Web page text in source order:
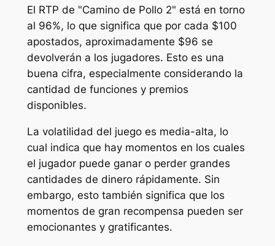
El RTP de "Camino de Pollo 2" está en torno
al 96%, lo que significa que por cada $100
apostados, aproximadamente $96 se
devolverán a los jugadores. Esto es una
buena cifra, especialmente considerando la
cantidad de funciones y premios
disponibles.
La volatilidad del juego es media-alta, lo
cual indica que hay momentos en los cuales
el jugador puede ganar o perder grandes
cantidades de dinero rápidamente. Sin
embargo, esto también significa que los
momentos de gran recompensa pueden ser
emocionantes y gratificantes.